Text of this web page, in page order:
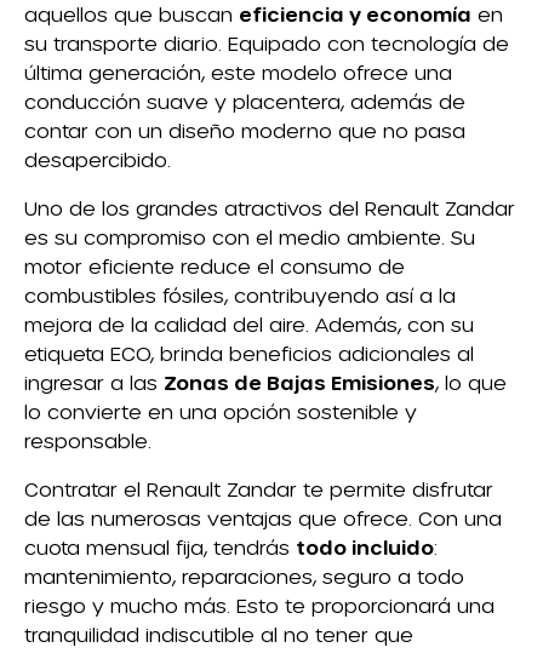
aquellos que buscan eficiencia y economía en
su transporte diario. Equipado con tecnología de
última generación, este modelo ofrece una
conducción suave y placentera, además de
contar con un diseño moderno que no pasa
desapercibido.
Uno de los grandes atractivos del Renault Zandar
es su compromiso con el medio ambiente. Su
motor eficiente reduce el consumo de
combustibles fósiles, contribuyendo así a la
mejora de la calidad del aire. Además, con su
etiqueta ECO, brinda beneficios adicionales al
ingresar a las Zonas de Bajas Emisiones, lo que
lo convierte en una opción sostenible y
responsable.
Contratar el Renault Zandar te permite disfrutar
de las numerosas ventajas que ofrece. Con una
cuota mensual fija, tendrás todo incluido:
mantenimiento, reparaciones, seguro a todo
riesgo y mucho más. Esto te proporcionará una
tranquilidad indiscutible al no tener que